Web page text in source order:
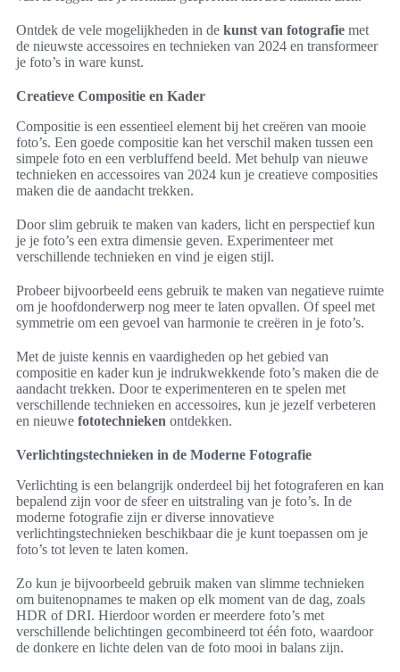
Ontdek de vele mogelijkheden in de kunst van fotografie met
de nieuwste accessoires en technieken van 2024 en transformeer
je foto’s in ware kunst.
Creatieve Compositie en Kader
Compositie is een essentieel element bij het creëren van mooie
foto’s. Een goede compositie kan het verschil maken tussen een
simpele foto en een verbluffend beeld. Met behulp van nieuwe
technieken en accessoires van 2024 kun je creatieve composities
maken die de aandacht trekken.
Door slim gebruik te maken van kaders, licht en perspectief kun
je je foto’s een extra dimensie geven. Experimenteer met
verschillende technieken en vind je eigen stijl.
Probeer bijvoorbeeld eens gebruik te maken van negatieve ruimte
om je hoofdonderwerp nog meer te laten opvallen. Of speel met
symmetrie om een gevoel van harmonie te creëren in je foto’s.
Met de juiste kennis en vaardigheden op het gebied van
compositie en kader kun je indrukwekkende foto’s maken die de
aandacht trekken. Door te experimenteren en te spelen met
verschillende technieken en accessoires, kun je jezelf verbeteren
en nieuwe fototechnieken ontdekken.
Verlichtingstechnieken in de Moderne Fotografie
Verlichting is een belangrijk onderdeel bij het fotograferen en kan
bepalend zijn voor de sfeer en uitstraling van je foto’s. In de
moderne fotografie zijn er diverse innovatieve
verlichtingstechnieken beschikbaar die je kunt toepassen om je
foto’s tot leven te laten komen.
Zo kun je bijvoorbeeld gebruik maken van slimme technieken
om buitenopnames te maken op elk moment van de dag, zoals
HDR of DRI. Hierdoor worden er meerdere foto’s met
verschillende belichtingen gecombineerd tot één foto, waardoor
de donkere en lichte delen van de foto mooi in balans zijn.